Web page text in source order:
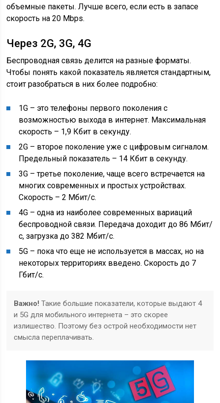
объемные пакеты. Лучше всего, если есть в запасе
скорость на 20 Mbps.
Через 2G, 3G, 4G
Беспроводная связь делится на разные форматы.
Чтобы понять какой показатель является стандартным,
стоит разобраться в них более подробно:
1G – это телефоны первого поколения с
возможностью выхода в интернет. Максимальная
скорость – 1,9 Кбит в секунду.
2G – второе поколение уже с цифровым сигналом.
Предельный показатель – 14 Кбит в секунду.
3G – третье поколение, чаще всего встречается на
многих современных и простых устройствах.
Скорость – 2 Мбит/с.
4G – одна из наиболее современных вариаций
беспроводной связи. Передача доходит до 86 Мбит/
с, загрузка до 382 Мбит/с.
5G – пока что еще не используется в массах, но на
некоторых территориях введено. Скорость до 7
Гбит/с.
Важно! Такие большие показатели, которые выдают 4
и 5G для мобильного интернета – это скорее
излишество. Поэтому без острой необходимости нет
смысла переплачивать.